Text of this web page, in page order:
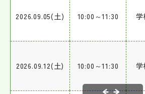
2026.09.05(土) 10:00～11:30 学
2026.09.12(土) 10:00～11:30 学